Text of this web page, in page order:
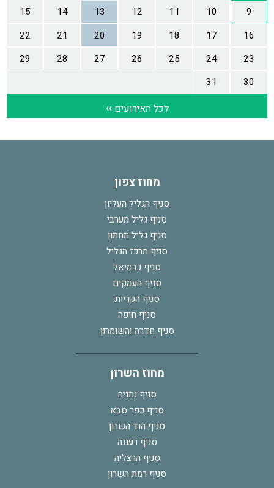
מחוז צפון
סניף הגליל העליון
סניף גליל מערבי
סניף גליל תחתון
סניף מרכז הגליל
סניף כרמיאל
סניף העמקים
סניף הקריות
סניף חיפה
סניף חדרה והשומרון
מחוז השרון
סניף נתניה
סניף כפר סבא
סניף הוד השרון
סניף רעננה
סניף הרצליה
סניף רמת השרון